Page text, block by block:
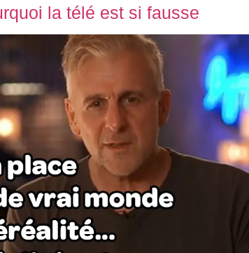
la télé est si fausse